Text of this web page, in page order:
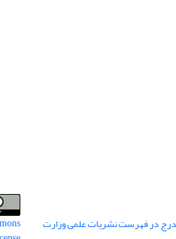
در فهرست نشریات علمی وزارت